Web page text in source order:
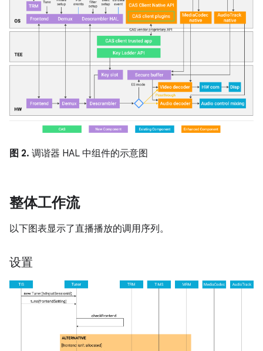
图 2. 调谐器 HAL 中组件的示意图
整体工作流
以下图表显示了直播播放的调用序列。
设置